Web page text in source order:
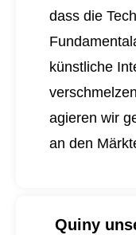
dass die
künstliche
agieren wir
an den
Quiny